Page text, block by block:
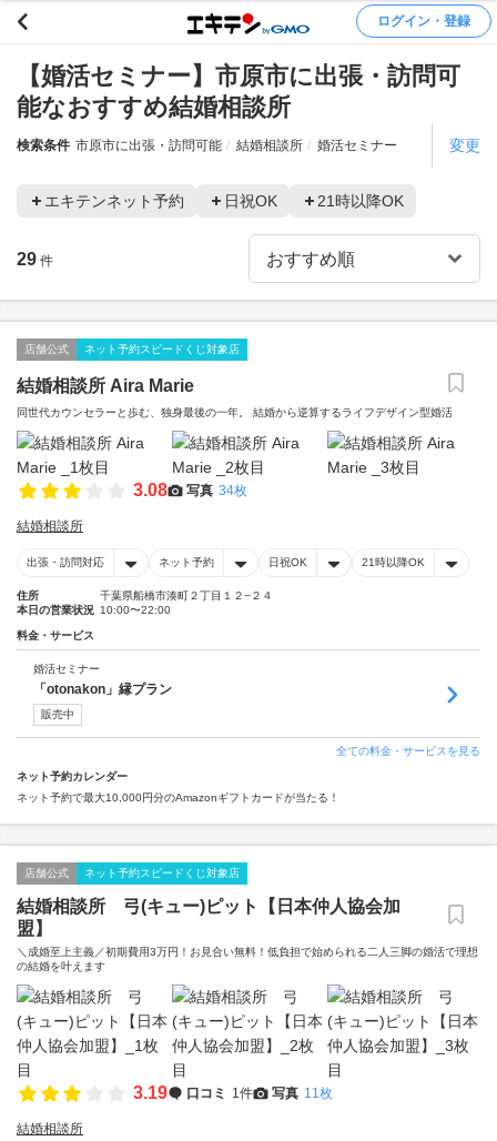
ログイン・登録
【婚活セミナー】市原市に出張・訪問可
能なおすすめ結婚相談所
検索条件 市原市に出張・訪問可能 結婚相談所 婚活セミナー 変更
エキテンネット予約 日祝OK 21時以降OK
29 件
店舗公式 ネット予約スピードくじ対象店
結婚相談所 Aira Marie
同世代カウンセラーと歩む、独身最後の一年。 結婚から逆算するライフデザイン型婚活
3.08 写真 34枚
結婚相談所
出張・訪問対応 ネット予約 日祝OK 21時以降OK
住所
千葉県船橋市湊町２丁目１２−２４
本日の営業状況 10:00〜22:00
料金・サービス
婚活セミナー
「otonakon」縁プラン
販売中
全ての料金・サービスを見る
ネット予約カレンダー
ネット予約で最大10,000円分のAmazonギフトカードが当たる！
店舗公式 ネット予約スピードくじ対象店
結婚相談所 弓(キュー)ピット【日本仲人協会加
盟】
＼成婚至上主義／初期費用3万円！お見合い無料！低負担で始められる二人三脚の婚活で理想
の結婚を叶えます
3.19 口コミ 1件 写真 11枚
結婚相談所